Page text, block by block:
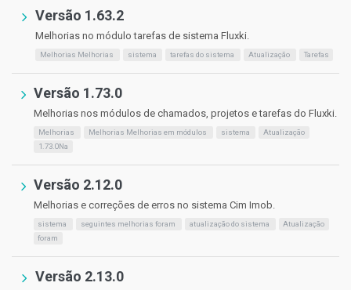
Versão 1.63.2
Melhorias no módulo tarefas de sistema Fluxki.
Melhorias Melhorias sistema tarefas do sistema Atualização Tarefas
Versão 1.73.0
Melhorias nos módulos de chamados, projetos e tarefas do Fluxki.
Melhorias Melhorias Melhorias em módulos sistema
Atualização
1.73.0Na
Versão 2.12.0
Melhorias e correções de erros no sistema Cim Imob.
sistema seguintes melhorias foram atualização do sistema
Atualização
foram
Versão 2.13.0